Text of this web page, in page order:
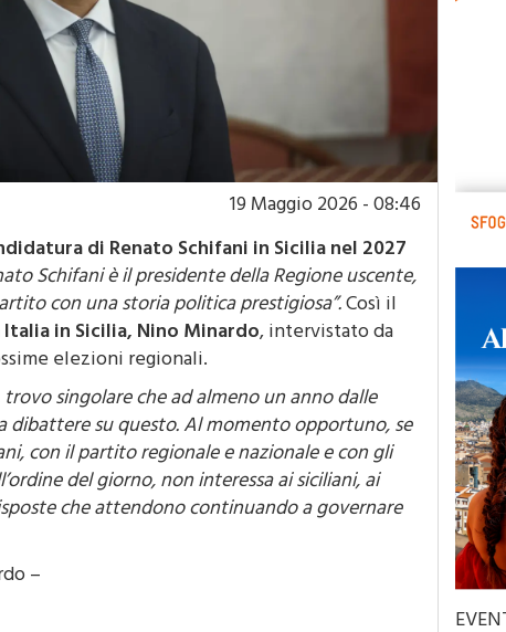
19 Maggio 2026 - 08:46
di Renato Schifani in Sicilia nel 2027
Schifani è il presidente della Regione uscente,
con una storia politica prestigiosa”.Così il
in Sicilia, Nino Minardo , intervistato da
elezioni regionali.
trovo singolare che ad almeno un anno dalle
dibattere su questo. Al momento opportuno, se
con il partito regionale e nazionale e con gli
del giorno, non interessa ai siciliani, ai
che attendono continuando a governare
–